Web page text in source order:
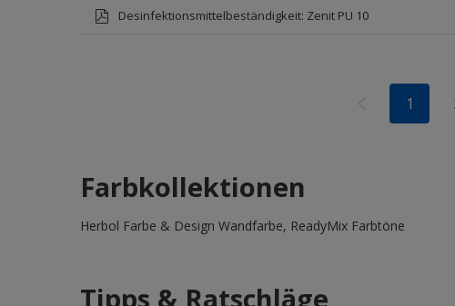
Desinfektionsmittelbeständigkeit: Zenit PU 10
1
Farbkollektionen
Herbol Farbe & Design Wandfarbe, ReadyMix Farbtöne
Tipps & Ratschläge